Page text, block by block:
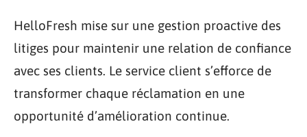
HelloFresh mise sur une gestion proactive des
litiges pour maintenir une relation de confiance
avec ses clients. Le service client s’efforce de
transformer chaque réclamation en une
opportunité d’amélioration continue.